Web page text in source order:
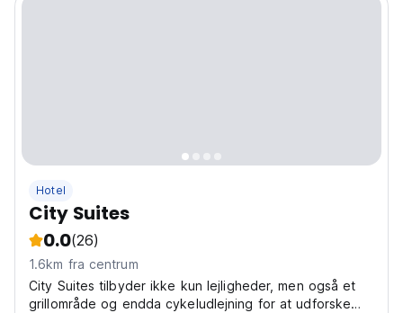
Hotel
City Suites
0.0(26)
1.6km fra centrum
City Suites tilbyder ikke kun lejligheder, men også et
grillområde og endda cykeludlejning for at udforske